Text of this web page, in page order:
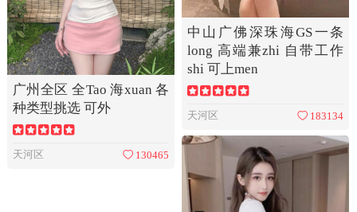
中山广佛深珠海GS一条
long 高端兼zhi 自带工作
shi 可上men
天河区 183134
广州全区 全Tao 海xuan 各
种类型挑选 可外
天河区 130465